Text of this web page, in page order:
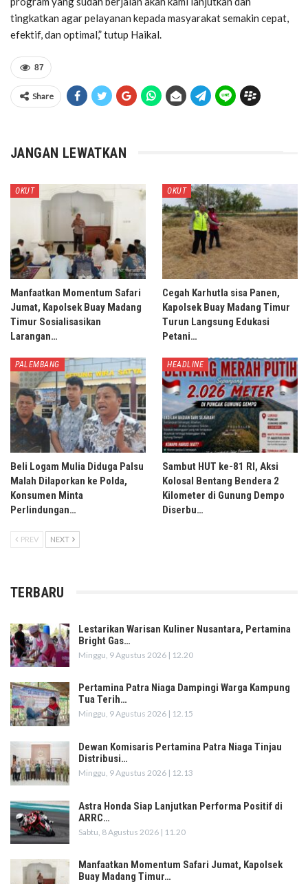
tingkatkan agar pelayanan kepada masyarakat semakin cepat,
efektif, dan optimal,” tutup Haikal.
87
Share
JANGAN LEWATKAN
OKUT
Manfaatkan Momentum Safari
Jumat, Kapolsek Buay Madang
Timur Sosialisasikan
Larangan…
OKUT
Cegah Karhutla sisa Panen,
Kapolsek Buay Madang Timur
Turun Langsung Edukasi
Petani…
PALEMBANG
Beli Logam Mulia Diduga Palsu
Malah Dilaporkan ke Polda,
Konsumen Minta
Perlindungan…
HEADLINE
Sambut HUT ke-81 RI, Aksi
Kolosal Bentang Bendera 2
Kilometer di Gunung Dempo
Diserbu…
PREV NEXT
TERBARU
Lestarikan Warisan Kuliner Nusantara, Pertamina
Bright Gas…
Minggu, 9 Agustus 2026 | 12.20
Pertamina Patra Niaga Dampingi Warga Kampung
Tua Terih…
Minggu, 9 Agustus 2026 | 12.15
Dewan Komisaris Pertamina Patra Niaga Tinjau
Distribusi…
Minggu, 9 Agustus 2026 | 12.13
Astra Honda Siap Lanjutkan Performa Positif di
ARRC…
Sabtu, 8 Agustus 2026 | 11.20
Manfaatkan Momentum Safari Jumat, Kapolsek
Buay Madang Timur…